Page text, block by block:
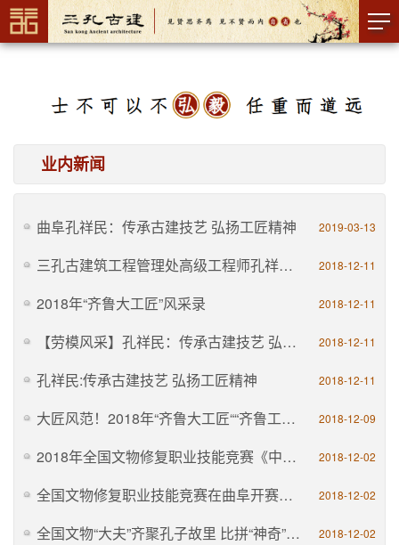
业内新闻
曲阜孔祥民：传承古建技艺 弘扬工匠精神 2019-03-13
三孔古建筑工程管理处高级工程师孔祥民: 精工细琢,让古建筑实现生命传承 2018-12-11
2018年“齐鲁大工匠”风采录 2018-12-11
【劳模风采】孔祥民：传承古建技艺 弘扬工匠精神 2018-12-11
孔祥民:传承古建技艺 弘扬工匠精神 2018-12-11
大匠风范！2018年“齐鲁大工匠““齐鲁工匠”发布 2018-12-09
2018年全国文物修复职业技能竞赛《中国文博微博直播》 2018-12-02
全国文物修复职业技能竞赛在曲阜开赛《山东卫视》 2018-12-02
全国文物“大夫”齐聚孔子故里 比拼“神奇”修复工艺《中国山东网》 2018-12-02